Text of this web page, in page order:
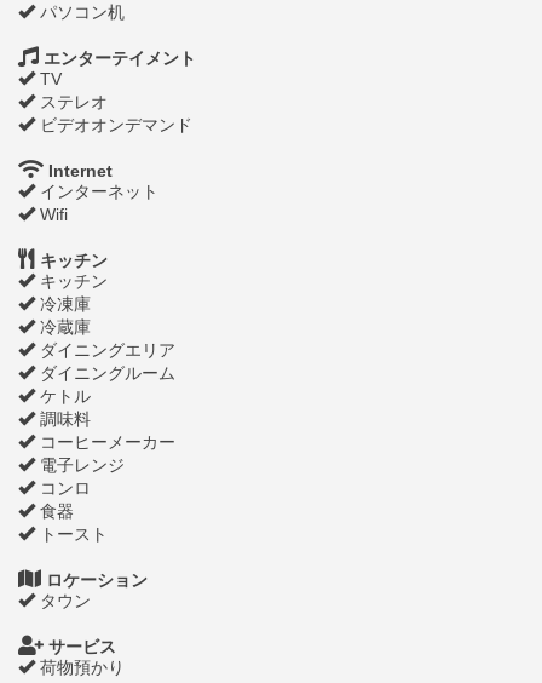
パソコン机
エンターテイメント
TV
ステレオ
ビデオオンデマンド
Internet
インターネット
Wifi
キッチン
キッチン
冷凍庫
冷蔵庫
ダイニングエリア
ダイニングルーム
ケトル
調味料
コーヒーメーカー
電子レンジ
コンロ
食器
トースト
ロケーション
タウン
サービス
荷物預かり